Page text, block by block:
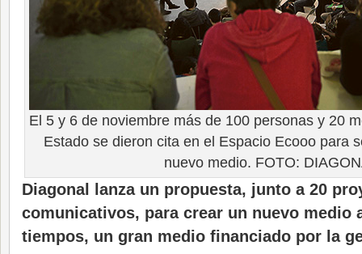
El 5 y 6 de noviembre más de 100 personas y 20
Estado se dieron cita en el Espacio Ecooo para
nuevo medio. FOTO:
Diagonal lanza un propuesta, junto a 20
comunicativos, para crear un nuevo medio
tiempos, un gran medio financiado por la